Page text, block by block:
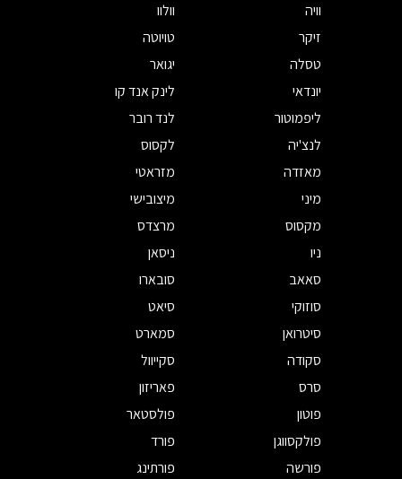
וויה
וולוו
זיקר
טויוטה
טסלה
יגואר
יונדאי
לינק אנד קו
ליפמוטור
לנד רובר
לנצ'יה
לקסוס
מאזדה
מזראטי
מיני
מיצובישי
מקסוס
מרצדס
ניו
ניסאן
סאאב
סובארו
סוזוקי
סיאט
סיטרואן
סמארט
סקודה
סקייוול
סרס
פאריזון
פוטון
פולסטאר
פולקסווגן
פורד
פורשה
פורתינג